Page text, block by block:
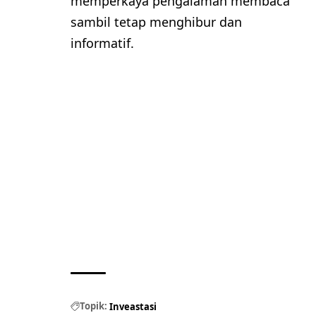
sambil tetap menghibur dan
informatif.
Topik: Inveastasi